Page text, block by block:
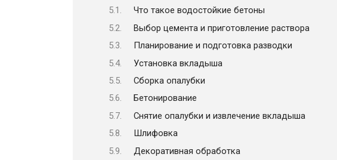
Что такое водостойкие бетоны
Выбор цемента и приготовление раствора
Планирование и подготовка разводки
Установка вкладыша
Сборка опалубки
Бетонирование
Снятие опалубки и извлечение вкладыша
Шлифовка
Декоративная обработка